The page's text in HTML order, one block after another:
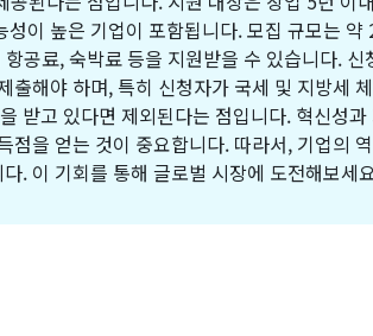
이 높은 기업이 포함됩니다. 모집 규모는 약
공료, 숙박료 등을 지원받을 수 있습니다. 신
출해야 하며, 특히 신청자가 국세 및 지방세
받고 있다면 제외된다는 점입니다. 혁신성과
점을 얻는 것이 중요합니다. 따라서, 기업의
. 이 기회를 통해 글로벌 시장에 도전해보세